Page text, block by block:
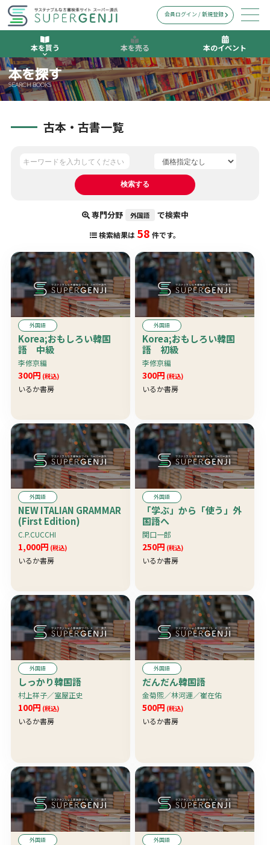
本を買う 本を売る 本のイベント
会員ログイン / 新規登録
本を探す
SEARCH BOOKS
古本・古書一覧
専門分野 外国語 で検索中
検索結果は 58 件です。
外国語
Korea;おもしろい韓国
語 中級
李修京編
300円 (税込)
いるか書房
外国語
Korea;おもしろい韓国
語 初級
李修京編
300円 (税込)
いるか書房
外国語
NEW ITALIAN GRAMMAR
(First Edition)
C.P.CUCCHI
1,000円 (税込)
いるか書房
外国語
「学ぶ」から「使う」外
国語へ
関口一郎
250円 (税込)
いるか書房
外国語
しっかり韓国語
村上祥子／室屋正史
100円 (税込)
いるか書房
外国語
だんだん韓国語
金菊煕／林河運／崔在佑
500円 (税込)
いるか書房
外国語 外国語